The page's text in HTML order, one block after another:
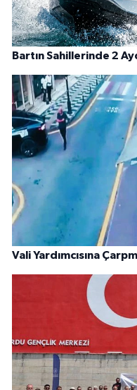
Bartın Sahillerinde 2
Vali Yardımcısına